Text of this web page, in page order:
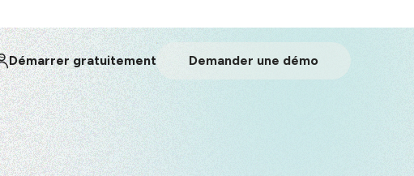
Démarrer gratuitement Demander une démo